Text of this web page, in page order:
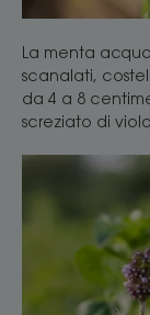
La menta
scanalati,
da 4 a 8
screziato di